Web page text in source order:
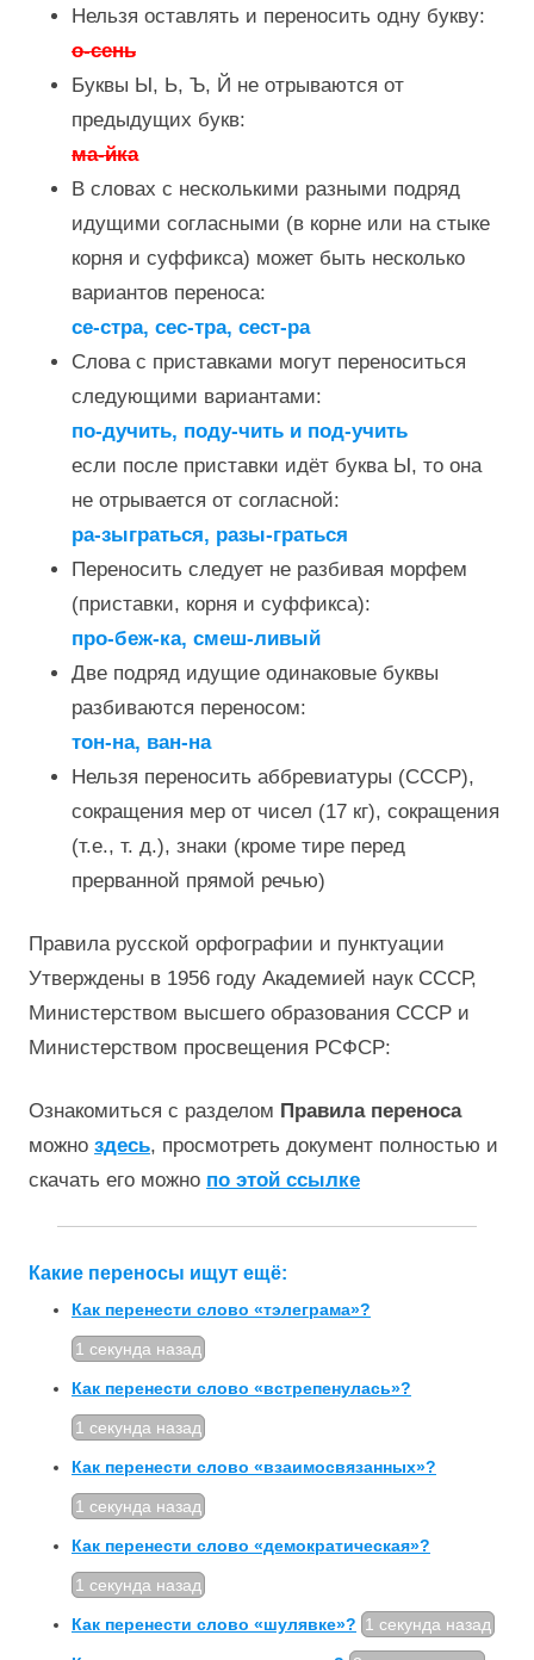
Нельзя оставлять и переносить одну букву:
о-сень
Буквы Ы, Ь, Ъ, Й не отрываются от
предыдущих букв:
ма-йка
В словах с несколькими разными подряд
идущими согласными (в корне или на стыке
корня и суффикса) может быть несколько
вариантов переноса:
се-стра, сес-тра, сест-ра
Слова с приставками могут переноситься
следующими вариантами:
по-дучить, поду-чить и под-учить
если после приставки идёт буква Ы, то она
не отрывается от согласной:
ра-зыграться, разы-граться
Переносить следует не разбивая морфем
(приставки, корня и суффикса):
про-беж-ка, смеш-ливый
Две подряд идущие одинаковые буквы
разбиваются переносом:
тон-на, ван-на
Нельзя переносить аббревиатуры (СССР),
сокращения мер от чисел (17 кг), сокращения
(т.е., т. д.), знаки (кроме тире перед
прерванной прямой речью)
Правила русской орфографии и пунктуации
Утверждены в 1956 году Академией наук СССР,
Министерством высшего образования СССР и
Министерством просвещения РСФСР:
Ознакомиться с разделом Правила переноса
можно здесь, просмотреть документ полностью и
скачать его можно по этой ссылке
Какие переносы ищут ещё:
Как перенести слово «тэлеграма»?
1 секунда назад
Как перенести слово «встрепенулась»?
1 секунда назад
Как перенести слово «взаи­мосвязанных»?
1 секунда назад
Как перенести слово «демократическая»?
1 секунда назад
Как перенести слово «шулявке»? 1 секунда назад